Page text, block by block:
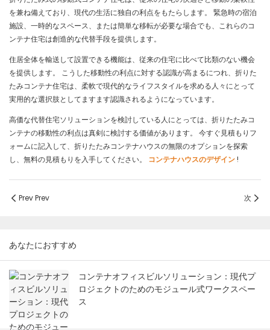
を兼ね備えており、現代の生活に独自の利点をもたらします。 緊急時の宿泊
施設、一時的なスペース、または簡単な移転が必要な場合でも、これらのコ
ンテナ住宅は創造的な代替手段を提供します。
住居全体を輸送して設置できる機能は、従来の住宅に比べて比類のない機会
を提供します。 こうした移動性の利点に対する認識が高まるにつれ、折りた
たみコンテナ住宅は、柔軟で現代的なライフスタイルを求める人々にとって
実用的な選択肢としてますます認識されるようになっています。
高価な代替住宅ソリューションを検討している人にとっては、折りたたみコ
ンテナの移動性の利点は真剣に検討する価値があります。 今すぐ見積もりフ
ォームに記入して、折りたたみコンテナハウスの無限のオプションを探索
し、無料の見積もりを入手してください。 コンテナハウスのデザイン!
Prev Prev 次
あなたにおすすめ
コンテナオフィスビルソリューション：現代プ
ロジェクトのためのモジュール式ワークスペー
ス